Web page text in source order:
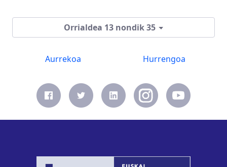
Orrialdea 13 nondik 35
Aurrekoa Hurrengoa